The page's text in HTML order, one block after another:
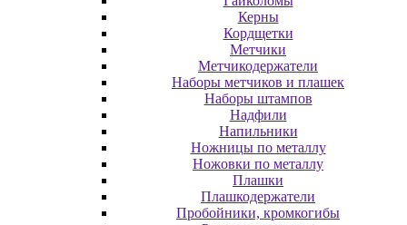
Керны
Кордщетки
Метчики
Метчикодержатели
Наборы метчиков и плашек
Наборы штампов
Надфили
Напильники
Ножницы по металлу
Ножовки по металлу
Плашки
Плашкодержатели
Пробойники, кромкогибы